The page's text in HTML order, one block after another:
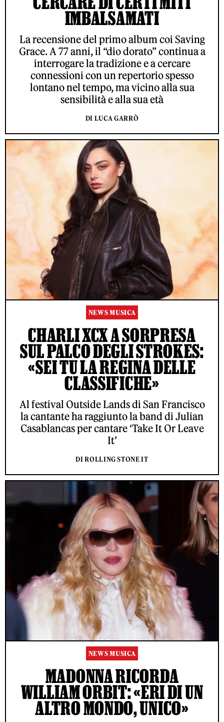
IMBALSAMATI
La recensione del primo album coi Saving
Grace. A 77 anni, il “dio dorato” continua a
interrogare la tradizione e a cercare
connessioni con un repertorio spesso
lontano nel tempo, ma vicino alla sua
sensibilità e alla sua età
DI LUCA GARRÒ
NEWS MUSICA
CHARLI XCX A SORPRESA
SUL PALCO DEGLI STROKES:
«SEI TU LA REGINA DELLE
CLASSIFICHE»
Al festival Outside Lands di San Francisco
la cantante ha raggiunto la band di Julian
Casablancas per cantare ‘Take It Or Leave
It’
DI ROLLING STONE IT
NEWS MUSICA
MADONNA RICORDA
WILLIAM ORBIT: «ERI DI UN
ALTRO MONDO, UNICO»